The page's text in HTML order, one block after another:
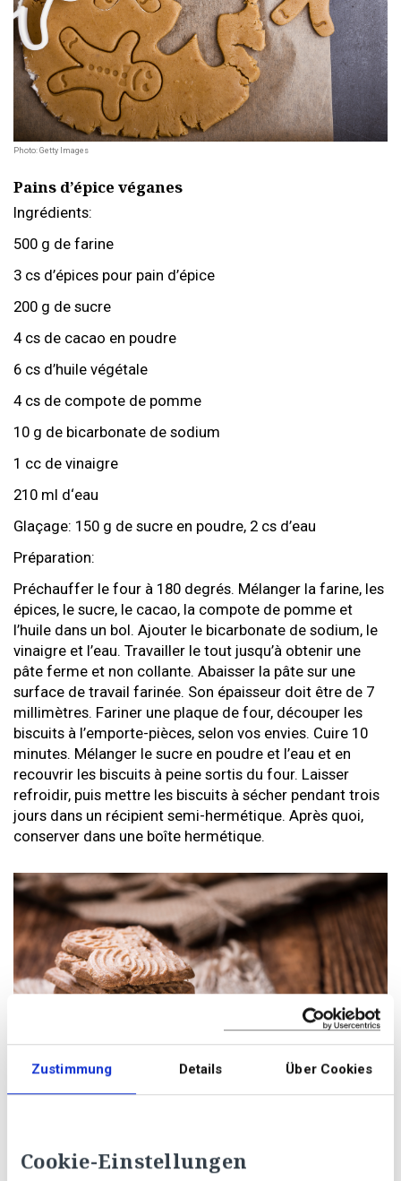
Zustimmung Details Über Cookies
Cookie-Einstellungen
Photo: Getty Images
Pains d’épice véganes
Ingrédients:
500 g de farine
3 cs d’épices pour pain d’épice
200 g de sucre
4 cs de cacao en poudre
6 cs d’huile végétale
4 cs de compote de pomme
10 g de bicarbonate de sodium
1 cc de vinaigre
210 ml d‘eau
Glaçage: 150 g de sucre en poudre, 2 cs d’eau
Préparation:
Préchauffer le four à 180 degrés. Mélanger la farine, les
épices, le sucre, le cacao, la compote de pomme et
l’huile dans un bol. Ajouter le bicarbonate de sodium, le
vinaigre et l’eau. Travailler le tout jusqu’à obtenir une
pâte ferme et non collante. Abaisser la pâte sur une
surface de travail farinée. Son épaisseur doit être de 7
millimètres. Fariner une plaque de four, découper les
biscuits à l’emporte-pièces, selon vos envies. Cuire 10
minutes. Mélanger le sucre en poudre et l’eau et en
recouvrir les biscuits à peine sortis du four. Laisser
refroidir, puis mettre les biscuits à sécher pendant trois
jours dans un récipient semi-hermétique. Après quoi,
conserver dans une boîte hermétique.
Spéculoos véganes